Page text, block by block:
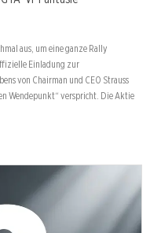
aus, um eine ganze Rally
Einladung zur
von Chairman und CEO Strauss
Wendepunkt“ verspricht. Die Aktie